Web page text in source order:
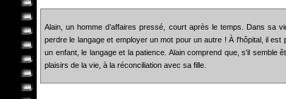
Alain, un homme d’affaires pressé, court après le temps. Dans sa
perdre le langage et employer un mot pour un autre ! À l'hôpital, il
un enfant, le langage et la patience. Alain comprend que, s'il semble
plaisirs de la vie, à la réconciliation avec sa fille.